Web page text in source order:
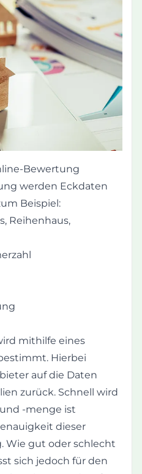
Bewertung
werden Eckdaten
Beispiel:
Reihenhaus,
mithilfe eines
Hierbei
auf die Daten
zurück. Schnell wird
-menge ist
dieser
Wie gut oder schlecht
sich jedoch für den